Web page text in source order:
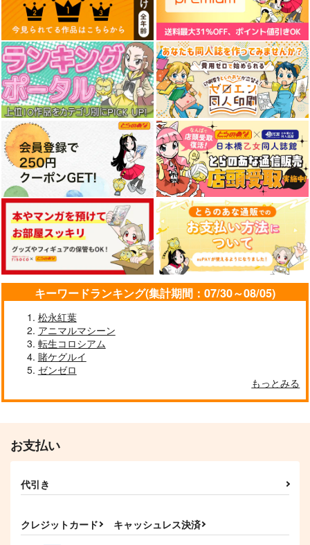
キーワードランキング(集計期間：07/30～08/05)
松永紅葉
アニマルマシーン
転生コロシアム
賭ケグルイ
ゼンゼロ
もっとみる
お支払い
代引き
クレジットカード キャッシュレス決済